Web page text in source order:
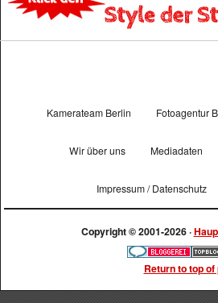
Kamerateam Berlin Fotoagentur
Wir über uns Mediadaten
Impressum / Datenschutz
Copyright © 2001-2026 ·
Return to top of